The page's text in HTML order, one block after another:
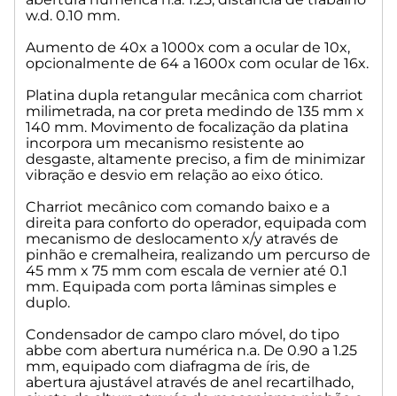
Opcionais: Par de oculares de 16x, Câmeras, Kit de contraste
de cor verde e amarelo, óleo de imersão.
Peso bruto: 5.5 kg
w.d. 0.10 mm.
Aumento de 40x a 1000x com a ocular de 10x,
opcionalmente de 64 a 1600x com ocular de 16x.
Platina dupla retangular mecânica com charriot
milimetrada, na cor preta medindo de 135 mm x
140 mm. Movimento de focalização da platina
incorpora um mecanismo resistente ao
desgaste, altamente preciso, a fim de minimizar
vibração e desvio em relação ao eixo ótico.
Charriot mecânico com comando baixo e a
direita para conforto do operador, equipada com
mecanismo de deslocamento x/y através de
pinhão e cremalheira, realizando um percurso de
45 mm x 75 mm com escala de vernier até 0.1
mm. Equipada com porta lâminas simples e
duplo.
Condensador de campo claro móvel, do tipo
abbe com abertura numérica n.a. De 0.90 a 1.25
mm, equipado com diafragma de íris, de
abertura ajustável através de anel recartilhado,